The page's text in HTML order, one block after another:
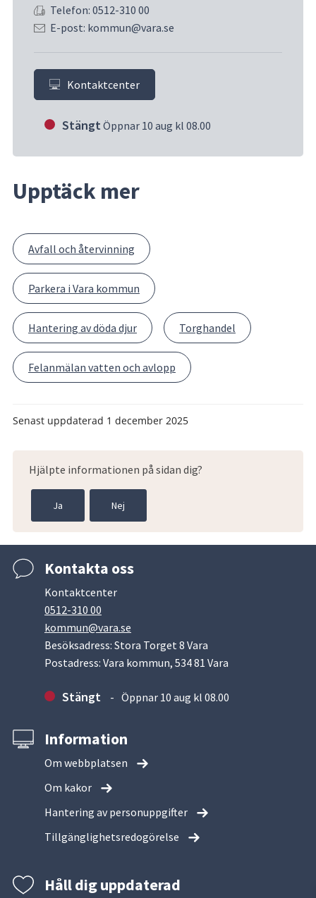
Telefon: 0512-310 00
E-post: kommun@vara.se
Kontaktcenter
Stängt Öppnar 10 aug kl 08.00
Upptäck mer
Avfall och återvinning
Parkera i Vara kommun
Hantering av döda djur Torghandel
Felanmälan vatten och avlopp
Senast uppdaterad 1 december 2025
Hjälpte informationen på sidan dig?
Ja Nej
Kontakta oss
Kontaktcenter
0512-310 00
kommun@vara.se
Besöksadress: Stora Torget 8 Vara
Postadress: Vara kommun, 534 81 Vara
Stängt Öppnar 10 aug kl 08.00
Information
Om webbplatsen
Om kakor
Hantering av personuppgifter
Tillgänglighetsredogörelse
Håll dig uppdaterad